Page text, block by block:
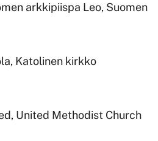
arkkipiispa Leo, Suomen
Katolinen kirkko
United Methodist Church